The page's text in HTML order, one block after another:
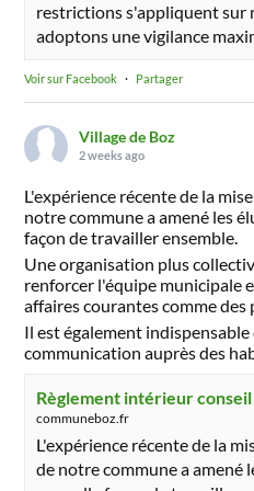
restrictions s'appliquent sur
adoptons une vigilance
Voir sur Facebook · Partager
Village de Boz
2 weeks ago
L'expérience récente de la
notre commune a amené les
façon de travailler ensemble.
Une organisation plus
renforcer l'équipe municipale
affaires courantes comme
Il est également
communication auprès des
Règlement intérieur conseil
communeboz.fr
L'expérience récente de la
de notre commune a amené